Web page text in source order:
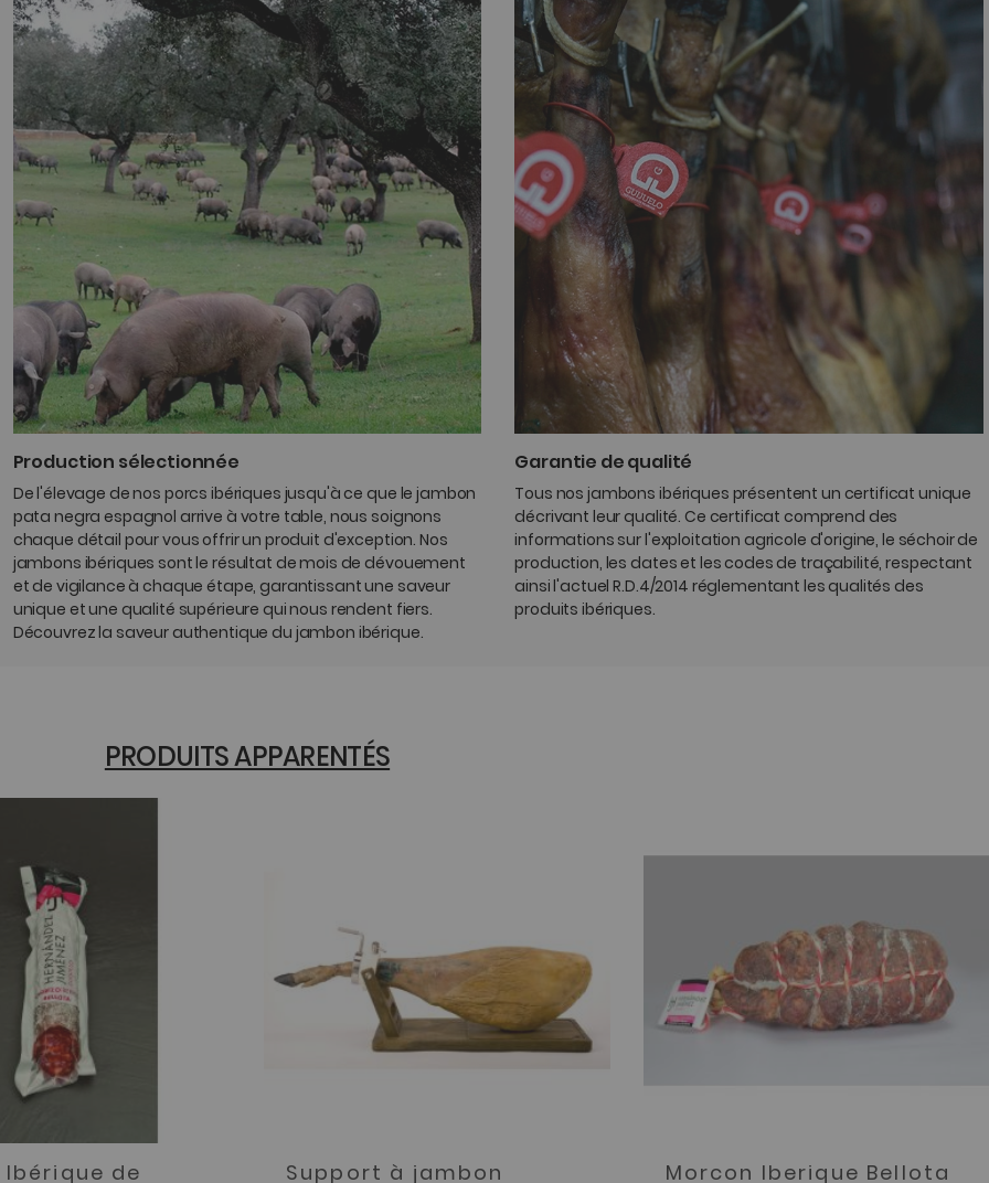
Production sélectionnée
De l'élevage de nos porcs ibériques jusqu'à ce que le jambon
pata negra espagnol arrive à votre table, nous soignons
chaque détail pour vous offrir un produit d'exception. Nos
jambons ibériques sont le résultat de mois de dévouement
et de vigilance à chaque étape, garantissant une saveur
unique et une qualité supérieure qui nous rendent fiers.
Découvrez la saveur authentique du jambon ibérique.
Garantie de qualité
Tous nos jambons ibériques présentent un certificat unique
décrivant leur qualité. Ce certificat comprend des
informations sur l'exploitation agricole d'origine, le séchoir de
production, les dates et les codes de traçabilité, respectant
ainsi l'actuel R.D.4/2014 réglementant les qualités des
produits ibériques.
PRODUITS APPARENTÉS
Ibérique de Support à jambon Morcon Iberique Bellota